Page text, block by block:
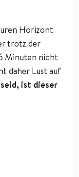
Horizont
trotz der
Minuten nicht
daher Lust auf
ist dieser